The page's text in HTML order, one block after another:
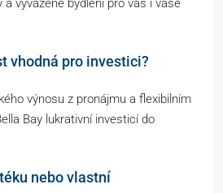
a vyvážené bydlení pro vás i vaše
vhodná pro investici?
výnosu z pronájmu a flexibilním
Bay lukrativní investicí do
nebo vlastní